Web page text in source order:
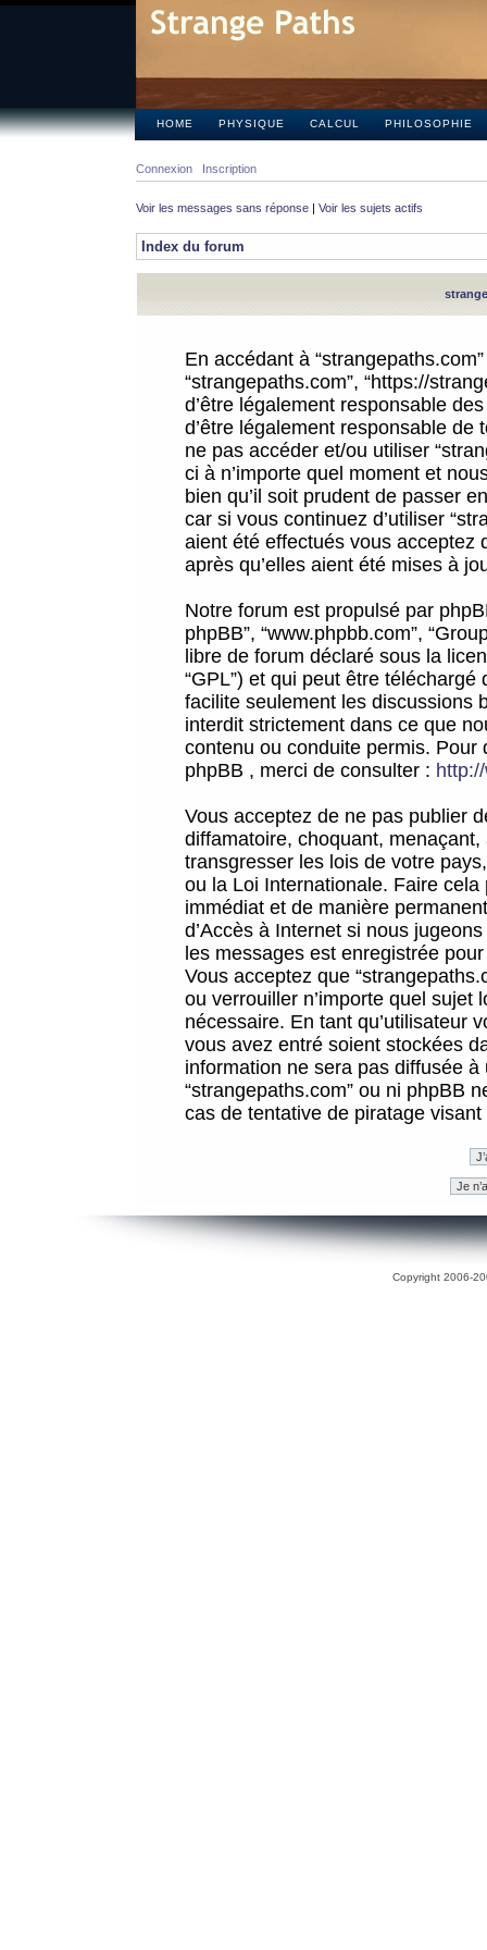
HOME PHYSIQUE CALCUL PHILOSOPHIE
Connexion Inscription
Voir les messages sans réponse | Voir les sujets actifs
Index du forum
En accédant à
“strangepaths.com”, “https://
d’être légalement responsable
d’être légalement responsable
ne pas accéder et/ou utiliser
ci à n’importe quel moment et
bien qu’il soit prudent de passer
car si vous continuez d’utiliser
aient été effectués vous acceptez
après qu’elles aient été mises à
Notre forum est propulsé par
phpBB”, “www.phpbb.com”,
libre de forum déclaré sous la
“GPL”) et qui peut être téléchargé
facilite seulement les discussions
interdit strictement dans ce que
contenu ou conduite permis.
phpBB , merci de consulter :
Vous acceptez de ne pas publier
diffamatoire, choquant,
transgresser les lois de votre
ou la Loi Internationale. Faire
immédiat et de manière
d’Accès à Internet si nous
les messages est enregistrée
Vous acceptez que
ou verrouiller n’importe quel sujet
nécessaire. En tant qu’utilisateur
vous avez entré soient stockées
information ne sera pas diffusée
“strangepaths.com” ou ni phpBB
cas de tentative de piratage
Copyright 2006-